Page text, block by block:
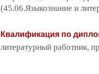
(45.06.Языкознание и
Квалификация по
литературный работник,